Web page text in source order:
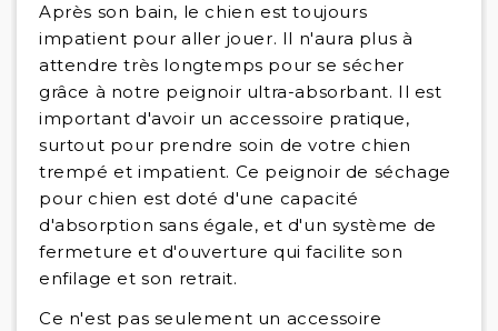
Après son bain, le chien est toujours
impatient pour aller jouer. Il n'aura plus à
attendre très longtemps pour se sécher
grâce à notre peignoir ultra-absorbant. Il est
important d'avoir un accessoire pratique,
surtout pour prendre soin de votre chien
trempé et impatient. Ce peignoir de séchage
pour chien est doté d'une capacité
d'absorption sans égale, et d'un système de
fermeture et d'ouverture qui facilite son
enfilage et son retrait.
Ce n'est pas seulement un accessoire